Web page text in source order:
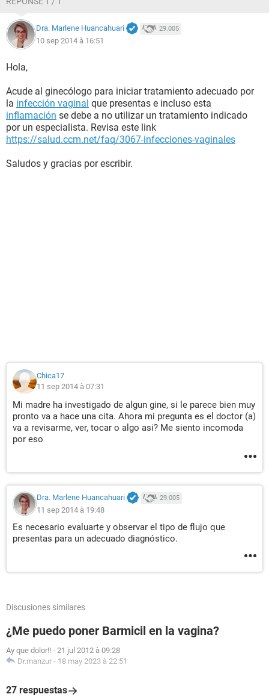
Dra. Marlene Huancahuari 29.005
10 sep 2014 à 16:51
Hola,
Acude al ginecólogo para iniciar tratamiento adecuado por
la infección vaginal que presentas e incluso esta
inflamación se debe a no utilizar un tratamiento indicado
por un especialista. Revisa este link
https://salud.ccm.net/faq/3067-infecciones-vaginales
Saludos y gracias por escribir.
Chica17
11 sep 2014 à 07:31
Mi madre ha investigado de algun gine, si le parece bien muy
pronto va a hace una cita. Ahora mi pregunta es el doctor (a)
va a revisarme, ver, tocar o algo asi? Me siento incomoda
por eso
Dra. Marlene Huancahuari 29.005
11 sep 2014 à 19:48
Es necesario evaluarte y observar el tipo de flujo que
presentas para un adecuado diagnóstico.
Discusiones similares
¿Me puedo poner Barmicil en la vagina?
Ay que dolor!! - 21 jul 2012 à 09:28
Dr.manzur - 18 may 2023 à 22:51
27 respuestas